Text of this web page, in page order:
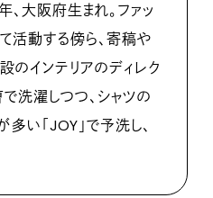
、大阪府生まれ。ファッ
活動する傍ら、寄稿や
のインテリアのディレク
洗濯しつつ、シャツの
い「JOY」で予洗し、